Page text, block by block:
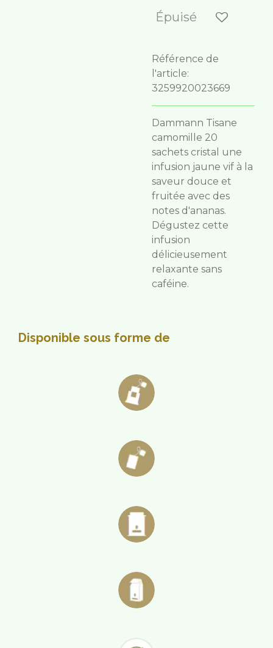
Épuisé
Référence de
l'article:
3259920023669
Dammann Tisane
camomille 20
sachets cristal une
infusion jaune vif à la
saveur douce et
fruitée avec des
notes d'ananas.
Dégustez cette
infusion
délicieusement
relaxante sans
caféine.
Disponible sous forme de